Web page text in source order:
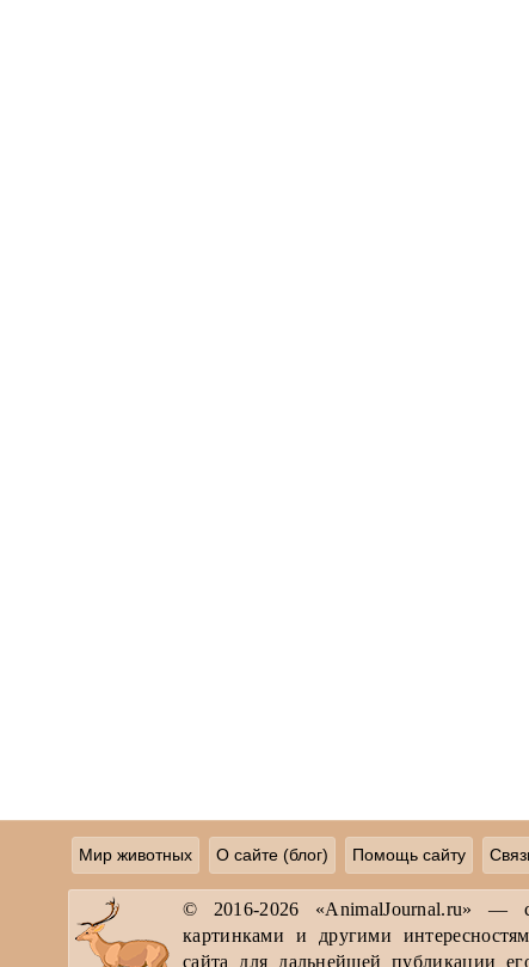
Мир животных О сайте (блог) Помощь сайту
© 2016-2026 «AnimalJournal.ru» —
картинками и другими
сайта для дальнейшей публикации